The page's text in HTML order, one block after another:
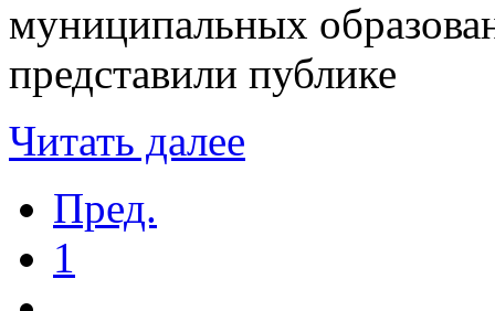
муниципальных
представили публике
Читать далее
Пред.
1